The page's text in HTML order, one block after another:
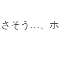
さそう…、ホ